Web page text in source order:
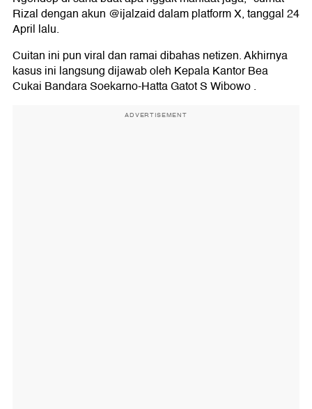
Rizal dengan akun @ijalzaid dalam platform X, tanggal 24
April lalu.
Cuitan ini pun viral dan ramai dibahas netizen. Akhirnya
kasus ini langsung dijawab oleh Kepala Kantor Bea
Cukai Bandara Soekarno-Hatta Gatot S Wibowo .
ADVERTISEMENT